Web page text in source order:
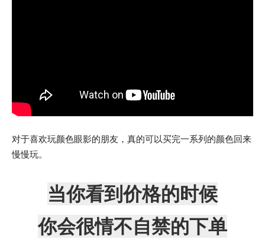
对于喜欢玩颜色眼影的朋友，真的可以买完一系列的颜色回来
慢慢玩。
当你看到价格的时候
你会很情不自禁的下单